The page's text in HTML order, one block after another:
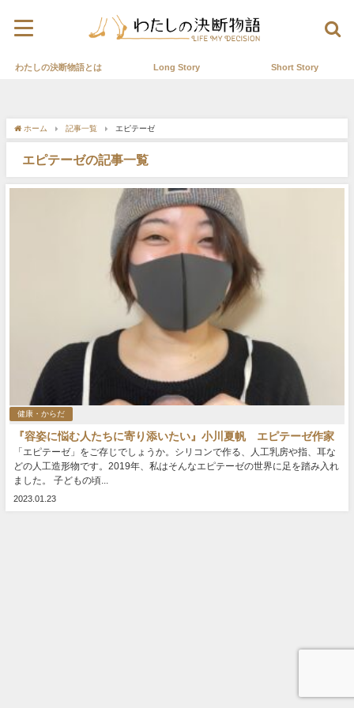
わたしの決断物語とは Long Story Short Story
ホーム 記事一覧 エピテーゼ
エピテーゼの記事一覧
健康・からだ
『容姿に悩む人たちに寄り添いたい』小川夏帆 エピテーゼ作家
「エピテーゼ」をご存じでしょうか。シリコンで作る、人工乳房や指、耳な
どの人工造形物です。2019年、私はそんなエピテーゼの世界に足を踏み入れ
ました。 子どもの頃...
2023.01.23